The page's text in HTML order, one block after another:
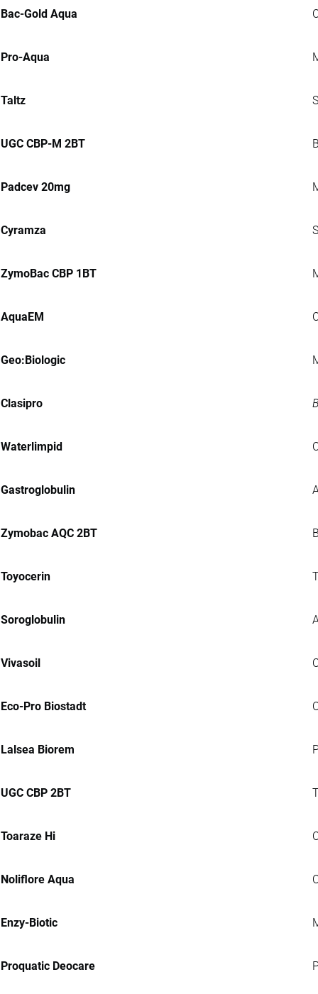
Bac-Gold Aqua
Pro-Aqua
Taltz
UGC CBP-M 2BT
Padcev 20mg
Cyramza
ZymoBac CBP 1BT
AquaEM
Geo:Biologic
Clasipro
Waterlimpid
Gastroglobulin
Zymobac AQC 2BT
Toyocerin
Soroglobulin
Vivasoil
Eco-Pro Biostadt
Lalsea Biorem
UGC CBP 2BT
Toaraze Hi
Noliflore Aqua
Enzy-Biotic
Proquatic Deocare